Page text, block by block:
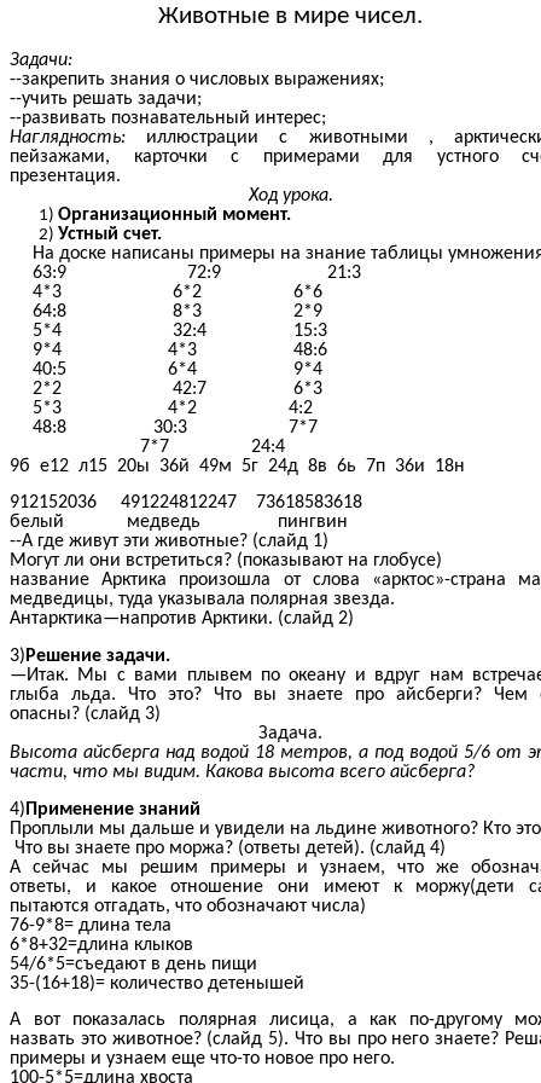
Животные в мире чисел.
Задачи:
--закрепить знания о числовых выражениях;
--учить решать задачи;
--развивать познавательный интерес;
Наглядность: иллюстрации с животными ,
пейзажами, карточки с примерами для устного
презентация.
Ход урока.
Организационный момент.
Устный счет.
На доске написаны примеры на знание таблицы
63:9 72:9 21:3
4*3 6*2 6*6
64:8 8*3 2*9
5*4 32:4 15:3
9*4 4*3 48:6
40:5 6*4 9*4
2*2 42:7 6*3
5*3 4*2 4:2
48:8 30:3 7*7
7*7 24:4
9б е12 л15 20ы 36й 49м 5г 24д 8в 6ь 7п 36и 18н
912152036 491224812247 73618583618
белый медведь пингвин
--А где живут эти животные? (слайд 1)
Могут ли они встретиться? (показывают на глобусе)
название Арктика произошла от слова «арктос»-страна
медведицы, туда указывала полярная звезда.
Антарктика—напротив Арктики. (слайд 2)
3) Решение задачи.
—Итак. Мы с вами плывем по океану и вдруг нам
глыба льда. Что это? Что вы знаете про айсберги? Чем
опасны? (слайд 3)
Задача.
Высота айсберга над водой 18 метров, а под водой 5/6 от
части, что мы видим. Какова высота всего айсберга?
4) Применение знаний
Проплыли мы дальше и увидели на льдине животного? Кто
Что вы знаете про моржа? (ответы детей). (слайд 4)
А сейчас мы решим примеры и узнаем, что же
ответы, и какое отношение они имеют к моржу(дети
пытаются отгадать, что обозначают числа)
76-9*8= длина тела
6*8+32=длина клыков
54/6*5=съедают в день пищи
35-(16+18)= количество детенышей
А вот показалась полярная лисица, а как по-другому
назвать это животное? (слайд 5). Что вы про него знаете?
примеры и узнаем еще что-то новое про него.
100-5*5=длина хвоста